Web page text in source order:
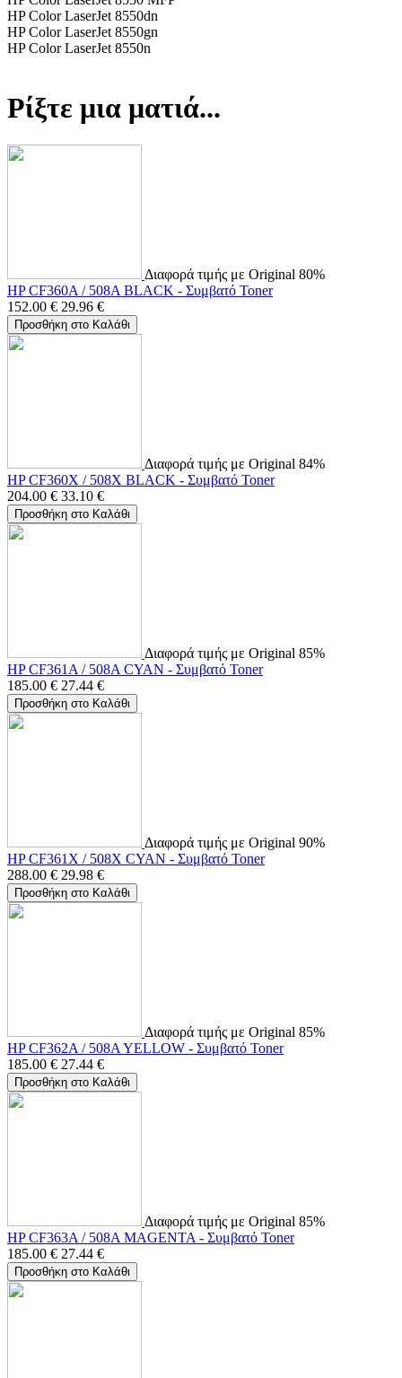
HP Color LaserJet 8550dn
HP Color LaserJet 8550gn
HP Color LaserJet 8550n
Ρίξτε μια ματιά...
Διαφορά τιμής με Original 80%
HP CF360A / 508A BLACK - Συμβατό Toner
152.00 € 29.96 €
Προσθήκη στο Καλάθι
Διαφορά τιμής με Original 84%
HP CF360X / 508X BLACK - Συμβατό Toner
204.00 € 33.10 €
Προσθήκη στο Καλάθι
Διαφορά τιμής με Original 85%
HP CF361A / 508A CYAN - Συμβατό Toner
185.00 € 27.44 €
Προσθήκη στο Καλάθι
Διαφορά τιμής με Original 90%
HP CF361X / 508X CYAN - Συμβατό Toner
288.00 € 29.98 €
Προσθήκη στο Καλάθι
Διαφορά τιμής με Original 85%
HP CF362A / 508A YELLOW - Συμβατό Toner
185.00 € 27.44 €
Προσθήκη στο Καλάθι
Διαφορά τιμής με Original 85%
HP CF363A / 508A MAGENTA - Συμβατό Toner
185.00 € 27.44 €
Προσθήκη στο Καλάθι